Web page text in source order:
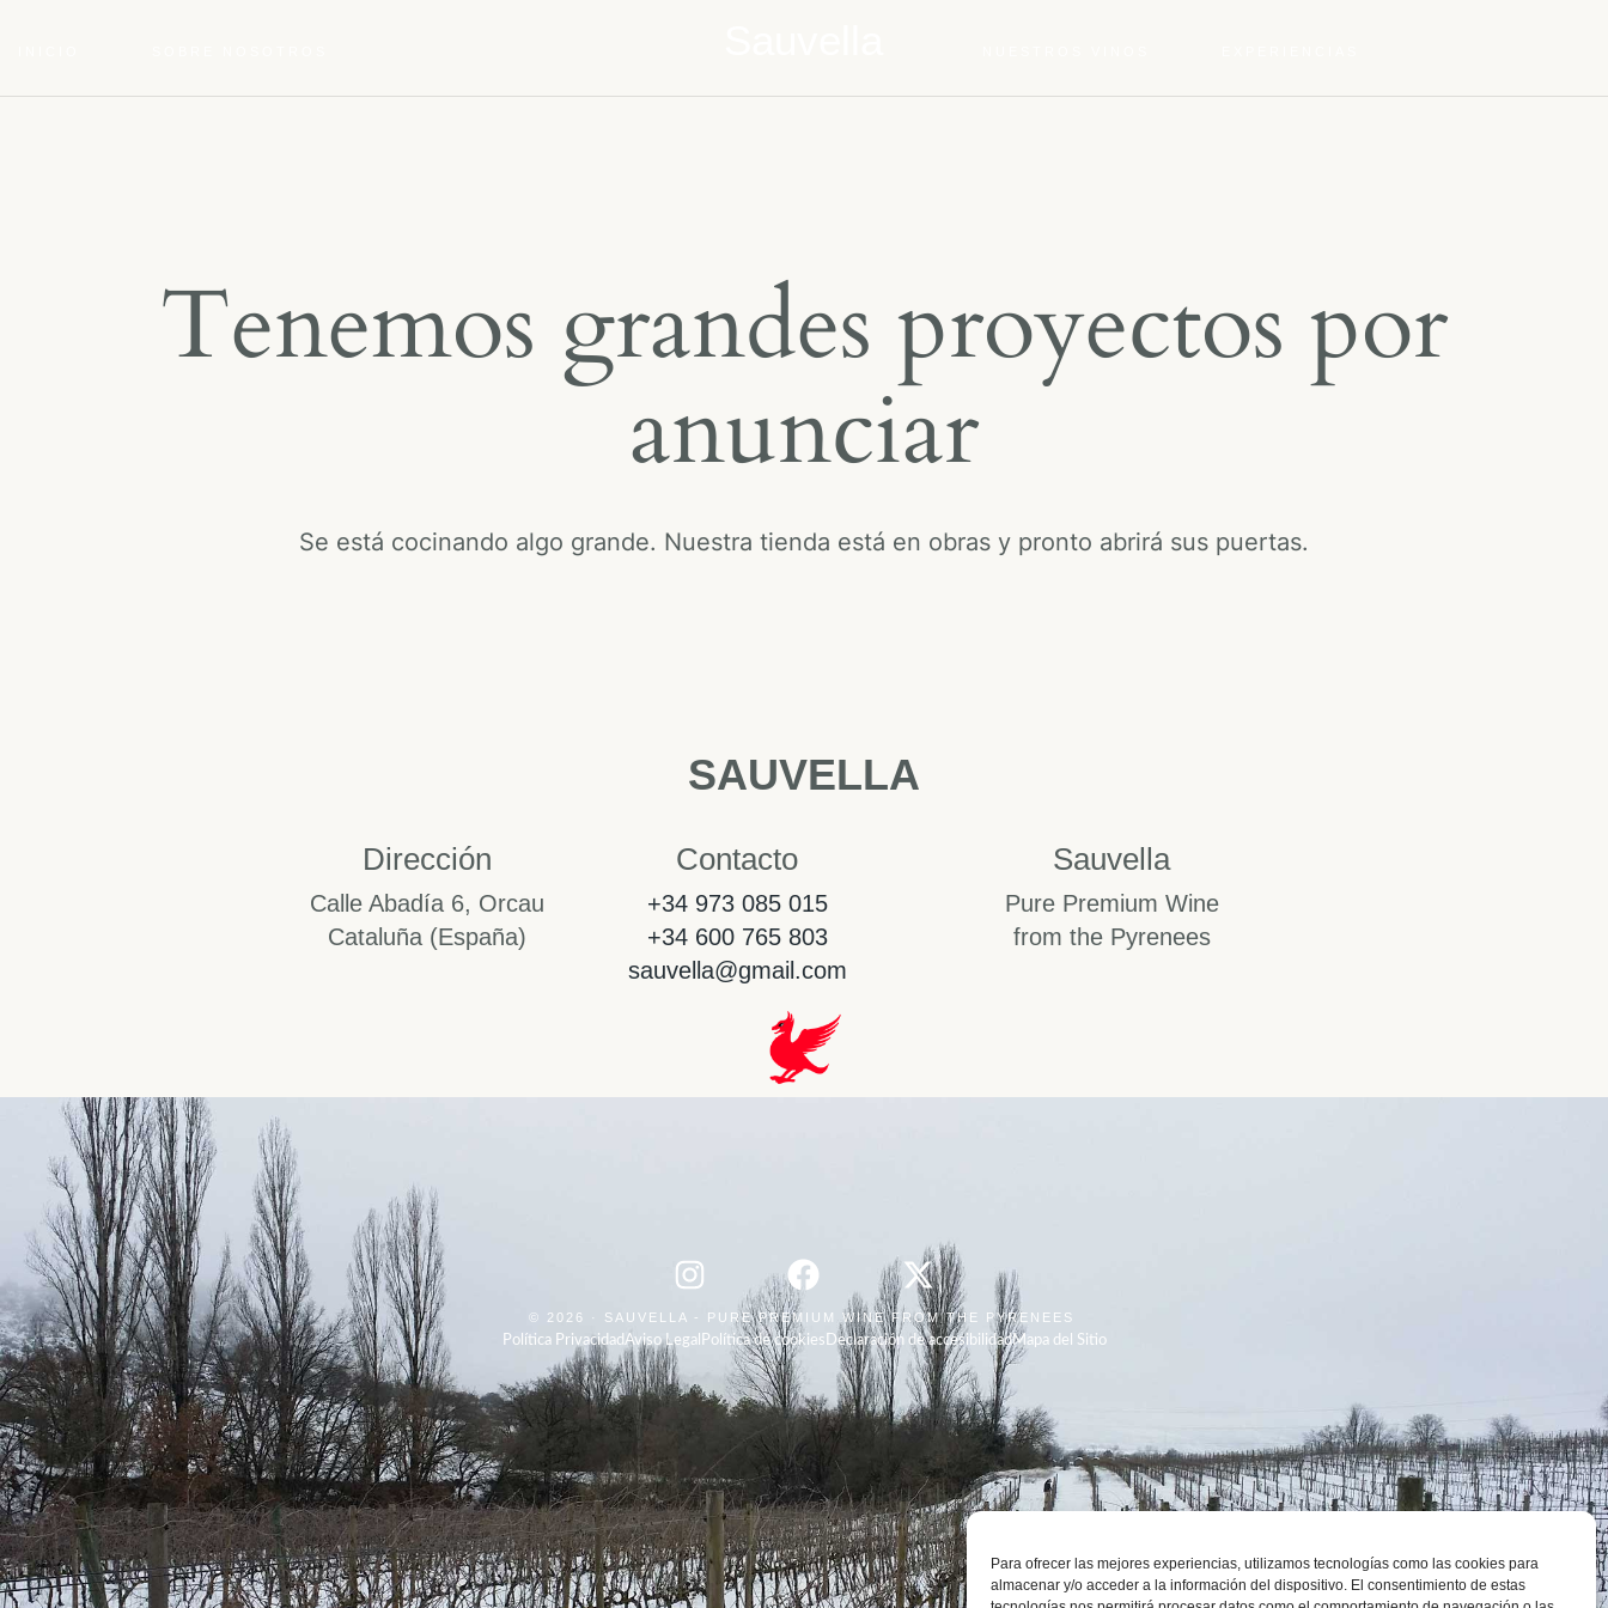
Para ofrecer las mejores experiencias, utilizamos tecnologías como las cookies para
almacenar y/o acceder a la información del dispositivo. El consentimiento de estas
Tenemos grandes proyectos por
anunciar
Se está cocinando algo grande. Nuestra tienda está en obras y pronto abrirá sus puertas.
SAUVELLA
Dirección
Calle Abadía 6, Orcau
Cataluña (España)
Contacto
+34 973 085 015
+34 600 765 803
sauvella@gmail.com
Sauvella
Pure Premium Wine
from the Pyrenees
© 2026 · SAUVELLA - PURE PREMIUM WINE FROM THE PYRENEES
Política PrivacidadAviso Legal Política de cookies Declaración de accesibilidadMapa del Sitio